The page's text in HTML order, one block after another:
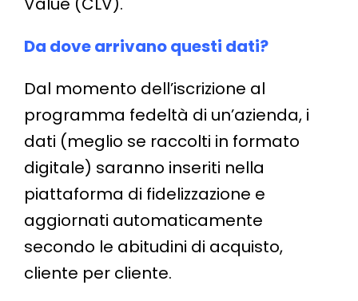
Da dove arrivano questi dati?
Dal momento dell’iscrizione al
programma fedeltà di un’azienda, i
dati (meglio se raccolti in formato
digitale) saranno inseriti nella
piattaforma di fidelizzazione e
aggiornati automaticamente
secondo le abitudini di acquisto,
cliente per cliente.